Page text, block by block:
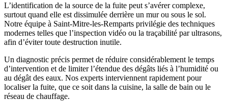
L’identification de la source de la fuite peut s’avérer complexe,
surtout quand elle est dissimulée derrière un mur ou sous le sol.
Notre équipe à Saint-Mitre-les-Remparts privilégie des techniques
modernes telles que l’inspection vidéo ou la traçabilité par ultrasons,
afin d’éviter toute destruction inutile.
Un diagnostic précis permet de réduire considérablement le temps
d’intervention et de limiter l’étendue des dégâts liés à l’humidité ou
au dégât des eaux. Nos experts interviennent rapidement pour
localiser la fuite, que ce soit dans la cuisine, la salle de bain ou le
réseau de chauffage.